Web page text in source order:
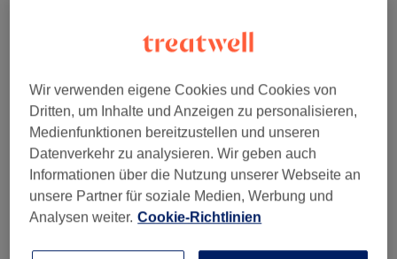
Wir verwenden eigene Cookies und Cookies von
Dritten, um Inhalte und Anzeigen zu personalisieren,
Medienfunktionen bereitzustellen und unseren
Datenverkehr zu analysieren. Wir geben auch
Informationen über die Nutzung unserer Webseite an
unsere Partner für soziale Medien, Werbung und
Analysen weiter. Cookie-Richtlinien